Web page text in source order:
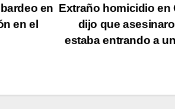
Extraño homicidio en
dijo que
estaba entrando a
en
en el